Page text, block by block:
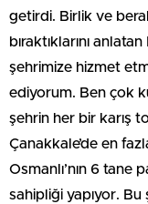
getirdi. Birlik ve
bıraktıklarını
şehrimize hizmet
ediyorum. Ben çok
şehrin her bir karış
Çanakkale’de en
Osmanlı’nın 6 tane
sahipliği yapıyor.